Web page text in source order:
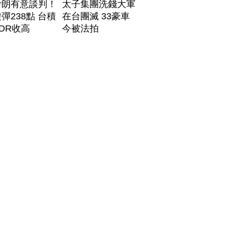
有意談判！
238點 台積
收高
太子集團洗錢大軍
在台團滅 33豪車
今被法拍